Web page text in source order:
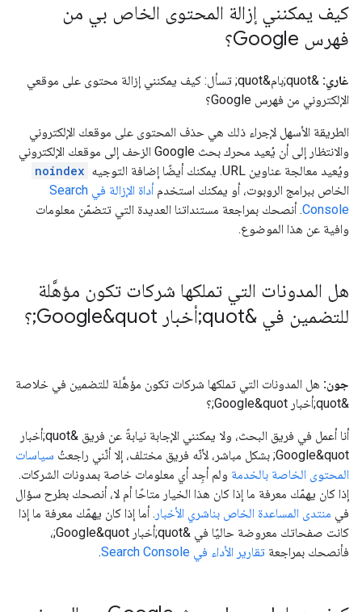
كيف يمكنني إزالة المحتوى الخاص بي من
فهرس Google؟
غاري:
&quot;بام&quot; تسأل: كيف يمكنني إزالة محتوى على موقعي
الإلكتروني من فهرس Google؟
الطريقة الأسهل لإجراء ذلك هي حذف المحتوى على موقعك الإلكتروني
والانتظار إلى أن يُعيد محرك بحث Google الزحف إلى موقعك الإلكتروني
ويُعيد معالجة عناوين URL. يمكنك أيضًا إضافة التوجيه
noindex
الخاص ببرامج الروبوت، أو يمكنك استخدم
أداة الإزالة في Search
Console. أنصحك بمراجعة مستنداتنا العديدة التي تتضمّن معلومات
وافية عن هذا الموضوع.
هل المدونات التي تملكها شركات تكون مؤهَّلة
للتضمين في &quot;أخبار Google&quot;؟
جون: هل المدونات التي تملكها شركات تكون مؤهَّلة للتضمين في خلاصة
&quot;أخبار Google&quot;؟
أنا أعمل في فريق البحث، ولا يمكنني الإجابة نيابةً عن فريق &quot;أخبار
Google&quot; بشكل مباشر، لأنّه فريق مختلف، إلا أنّني راجعتُ
سياسات
المحتوى الخاصة بالخدمة ولم أجِد أي معلومات خاصة بمدونات الشركات.
إذا كان يهمّك معرفة ما إذا كان هذا الخيار متاحًا أم لا، أنصحك بطرح سؤال
في منتدى المساعدة الخاص بناشري الأخبار . أما إذا كان يهمّك معرفة ما إذا
كانت صفحاتك معروضة حاليًا في &quot;أخبار Google&quot;،
فأنصحك بمراجعة تقارير الأداء في Search Console .